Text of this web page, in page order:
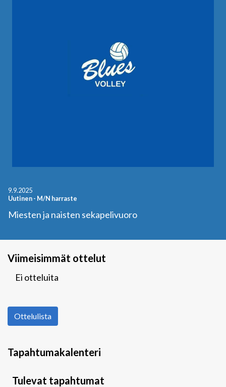
9.9.2025
Uutinen- M/N harraste
Miesten ja naisten sekapelivuoro
Viimeisimmät ottelut
Ei otteluita
Ottelulista
Tapahtumakalenteri
Tulevat tapahtumat